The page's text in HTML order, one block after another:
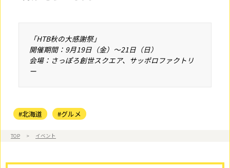
「HTB秋の大感謝祭」
開催期間：9月19日（金）～21日（日）
会場：さっぽろ創世スクエア、サッポロファクトリ
ー
#北海道 #グルメ
TOP > イベント